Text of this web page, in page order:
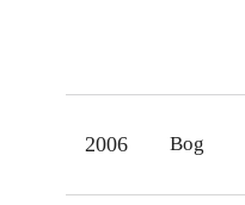
2006 Bog